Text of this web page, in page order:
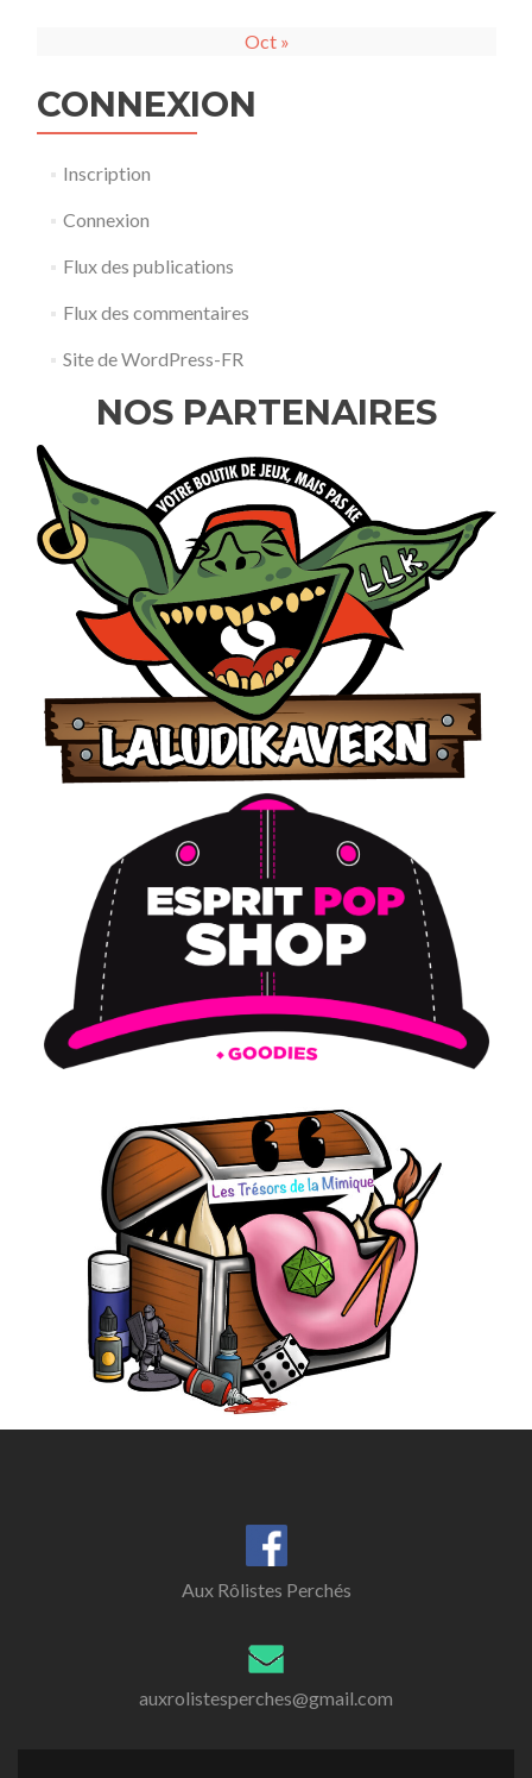
Oct »
CONNEXION
Inscription
Connexion
Flux des publications
Flux des commentaires
Site de WordPress-FR
NOS PARTENAIRES
Aux Rôlistes Perchés
auxrolistesperches@gmail.com